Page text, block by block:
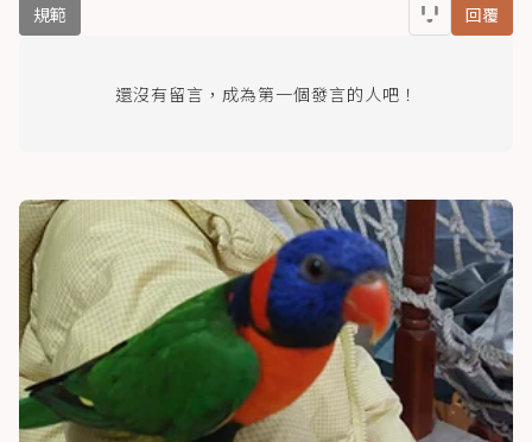
規範 回覆
還沒有留言，成為第一個發言的人吧！